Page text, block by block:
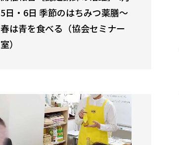
5日・6日 季節のはちみつ薬膳～
春は青を食べる（協会セミナー
室）